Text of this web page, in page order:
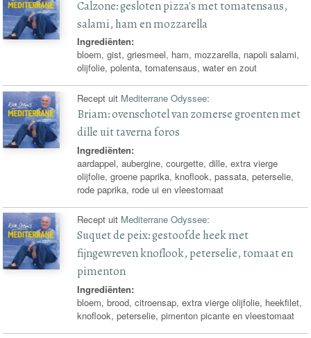
Calzone: gesloten pizza's met tomatensaus,
salami, ham en mozzarella
Ingrediënten:
bloem, gist, griesmeel, ham, mozzarella, napoli salami,
olijfolie, polenta, tomatensaus, water en zout
Recept uit Mediterrane Odyssee:
Briam: ovenschotel van zomerse groenten met
dille uit taverna foros
Ingrediënten:
aardappel, aubergine, courgette, dille, extra vierge
olijfolie, groene paprika, knoflook, passata, peterselie,
rode paprika, rode ui en vleestomaat
Recept uit Mediterrane Odyssee:
Suquet de peix: gestoofde heek met
fijngewreven knoflook, peterselie, tomaat en
pimenton
Ingrediënten:
bloem, brood, citroensap, extra vierge olijfolie, heekfilet,
knoflook, peterselie, pimenton picante en vleestomaat